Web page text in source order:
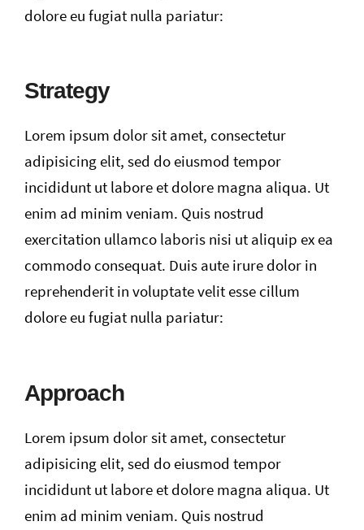
dolore eu fugiat nulla pariatur:
Strategy
Lorem ipsum dolor sit amet, consectetur
adipisicing elit, sed do eiusmod tempor
incididunt ut labore et dolore magna aliqua. Ut
enim ad minim veniam. Quis nostrud
exercitation ullamco laboris nisi ut aliquip ex ea
commodo consequat. Duis aute irure dolor in
reprehenderit in voluptate velit esse cillum
dolore eu fugiat nulla pariatur:
Approach
Lorem ipsum dolor sit amet, consectetur
adipisicing elit, sed do eiusmod tempor
incididunt ut labore et dolore magna aliqua. Ut
enim ad minim veniam. Quis nostrud